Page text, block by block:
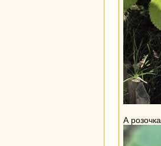
А розочка